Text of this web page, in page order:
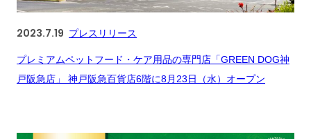
2023.7.19 プレスリリース
プレミアムペットフード・ケア用品の専門店「GREEN DOG神
戸阪急店」 神戸阪急百貨店6階に8月23日（水）オープン